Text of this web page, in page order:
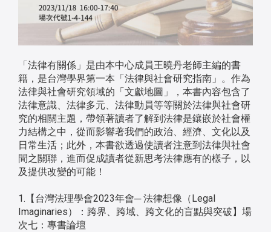
「法律有關係」是由本中心成員王曉丹老師主編的書
籍，是台灣學界第一本「法律與社會研究指南」。作為
法律與社會研究領域的「文獻地圖」，本書內容包含了
法律意識、法律多元、法律動員等等關於法律與社會研
究的相關主題，帶領著讀者了解到法律是鑲嵌於社會權
力結構之中，從而影響著我們的政治、經濟、文化以及
日常生活；此外，本書欲透過使讀者注意到法律與社會
間之關聯，進而促成讀者從新思考法律應有的樣子，以
及提供改變的可能！
1.【台灣法理學會2023年會─ 法律想像（Legal
Imaginaries）：跨界、跨域、跨文化的盲點與突破】場
次七：專書論壇